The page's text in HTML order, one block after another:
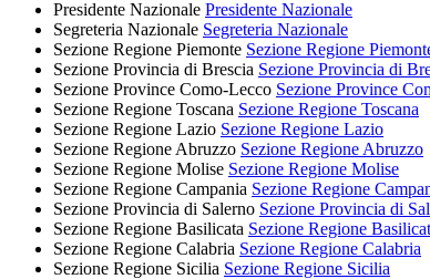
Presidente Nazionale Presidente Nazionale
Segreteria Nazionale Segreteria Nazionale
Sezione Regione Piemonte Sezione Regione
Sezione Provincia di Brescia Sezione Provincia di
Sezione Province Como-Lecco Sezione Province
Sezione Regione Toscana Sezione Regione Toscana
Sezione Regione Lazio Sezione Regione Lazio
Sezione Regione Abruzzo Sezione Regione Abruzzo
Sezione Regione Molise Sezione Regione Molise
Sezione Regione Campania Sezione Regione
Sezione Provincia di Salerno Sezione Provincia di
Sezione Regione Basilicata Sezione Regione
Sezione Regione Calabria Sezione Regione Calabria
Sezione Regione Sicilia Sezione Regione Sicilia